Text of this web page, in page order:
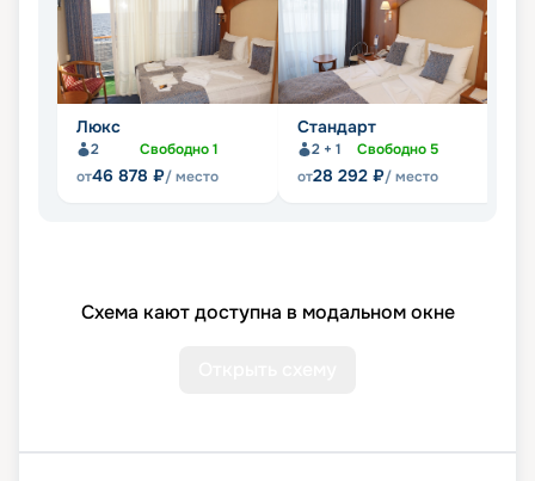
Люкс
2 Свободно1
от46 878 ₽/ место
Стандарт
2 + 1 Свободно5
от28 292 ₽/ место
Схема кают доступна в модальном окне